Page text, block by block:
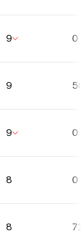
9 0
9
9 0
8 0
8